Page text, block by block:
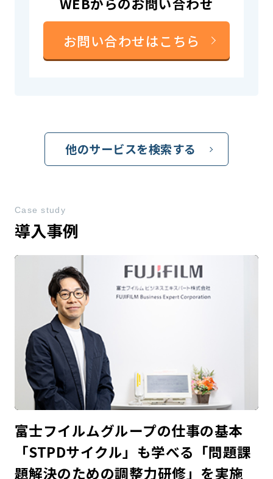
お問い合わせはこちら
他のサービスを検索する
導入事例
Case study
富士フイルムグループの仕事の基本
「STPDサイクル」も学べる「問題課
題解決のための調整力研修」を実施